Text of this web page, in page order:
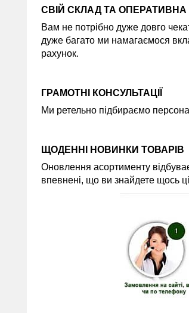
СВІЙ СКЛАД ТА
Вам не потрібно дуже довго
дуже багато ми намагаємося
рахунок.
ГРАМОТНІ КОНСУЛЬТАЦІЇ
Ми ретельно підбираємо
ЩОДЕННІ НОВИНКИ ТОВАРІВ
Оновлення асортименту
впевнені, що ви знайдете щось